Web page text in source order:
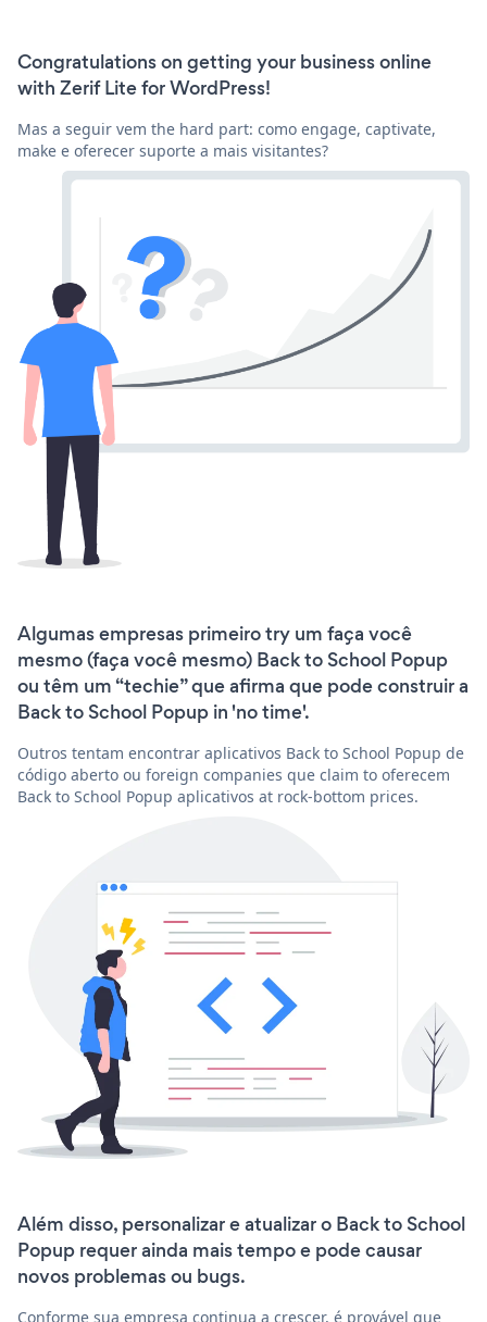
Congratulations on getting your business online
with Zerif Lite for WordPress!
Mas a seguir vem the hard part: como engage, captivate,
make e oferecer suporte a mais visitantes?
Algumas empresas primeiro try um faça você
mesmo (faça você mesmo) Back to School Popup
ou têm um “techie” que afirma que pode construir a
Back to School Popup in 'no time'.
Outros tentam encontrar aplicativos Back to School Popup de
código aberto ou foreign companies que claim to oferecem
Back to School Popup aplicativos at rock-bottom prices.
Além disso, personalizar e atualizar o Back to School
Popup requer ainda mais tempo e pode causar
novos problemas ou bugs.
Conforme sua empresa continua a crescer, é provável que